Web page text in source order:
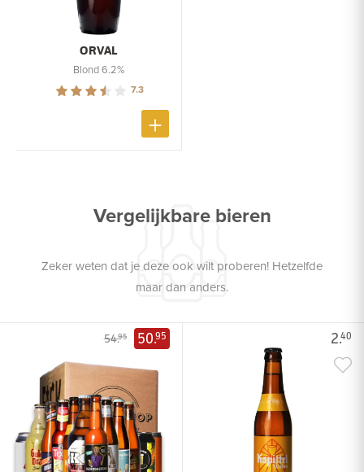
ORVAL
Blond 6.2%
7.3
Vergelijkbare bieren
Zeker weten dat je deze ook wilt proberen! Hetzelfde
maar dan anders.
54.95 50.95 2.40